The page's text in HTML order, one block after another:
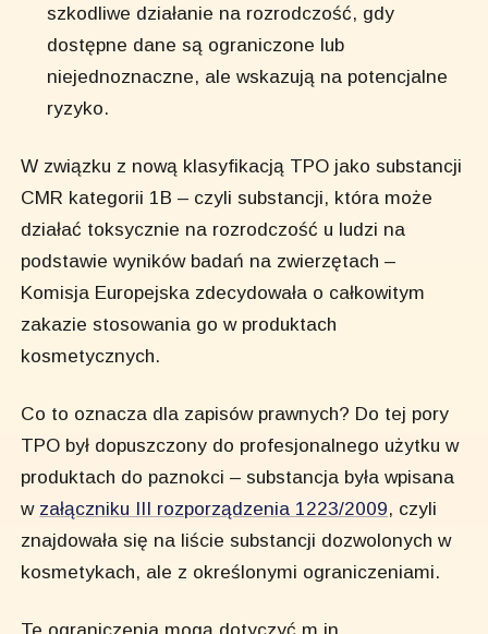
szkodliwe działanie na rozrodczość, gdy
dostępne dane są ograniczone lub
niejednoznaczne, ale wskazują na potencjalne
ryzyko.
W związku z nową klasyfikacją TPO jako substancji
CMR kategorii 1B – czyli substancji, która może
działać toksycznie na rozrodczość u ludzi na
podstawie wyników badań na zwierzętach –
Komisja Europejska zdecydowała o całkowitym
zakazie stosowania go w produktach
kosmetycznych.
Co to oznacza dla zapisów prawnych? Do tej pory
TPO był dopuszczony do profesjonalnego użytku w
produktach do paznokci – substancja była wpisana
w załączniku III rozporządzenia 1223/2009, czyli
znajdowała się na liście substancji dozwolonych w
kosmetykach, ale z określonymi ograniczeniami.
Te ograniczenia mogą dotyczyć m.in.